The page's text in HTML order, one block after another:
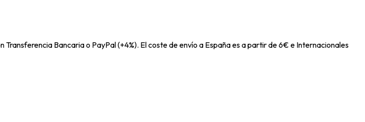
Bancaria o PayPal (+4%). El coste de envío a España es a partir de 6€ e Internacionales